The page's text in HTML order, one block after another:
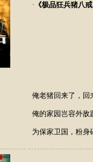
· 《极品狂兵猪八戒
俺老猪回来了，回
俺的家园岂容外敌
为保家卫国，粉身